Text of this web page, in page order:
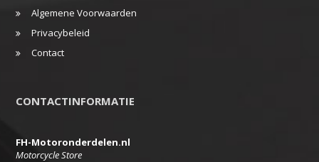
Algemene Voorwaarden
Privacybeleid
Contact
CONTACTINFORMATIE
FH-Motoronderdelen.nl
Motorcycle Store